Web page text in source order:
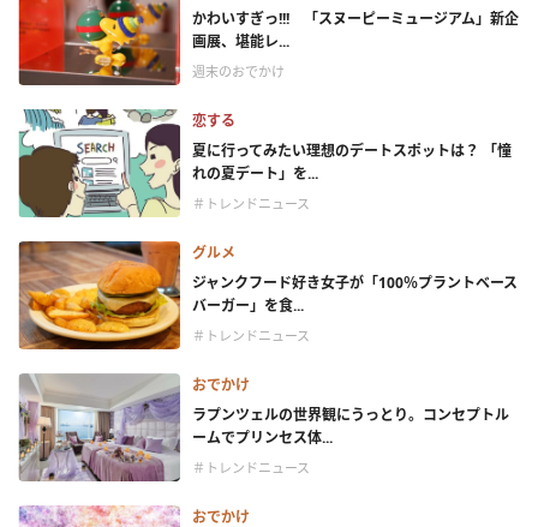
かわいすぎっ!!! 「スヌーピーミュージアム」新企
画展、堪能レ...
週末のおでかけ
恋する
夏に行ってみたい理想のデートスポットは？ 「憧
れの夏デート」を...
＃トレンドニュース
グルメ
ジャンクフード好き女子が「100％プラントベース
バーガー」を食...
＃トレンドニュース
おでかけ
ラプンツェルの世界観にうっとり。コンセプトル
ームでプリンセス体...
＃トレンドニュース
おでかけ